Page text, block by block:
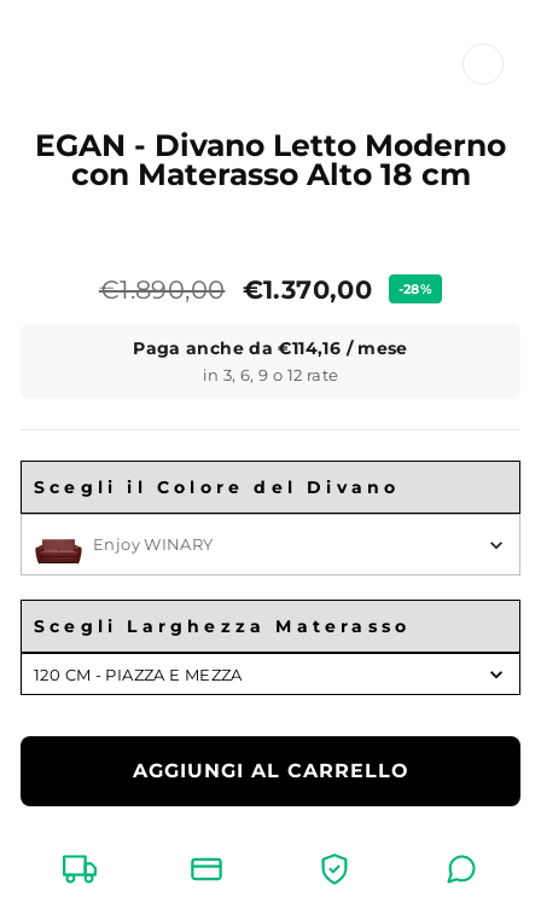
EGAN - Divano Letto Moderno
con Materasso Alto 18 cm
Prezzo
€1.890,00 Prezzo
€1.370,00 -28%
Paga anche da €114,16 / mese
in 3, 6, 9 o 12 rate
Scegli il Colore del Divano
Enjoy WINARY
Scegli Larghezza Materasso
Larghezza
120 CM - PIAZZA E MEZZA
AGGIUNGI AL CARRELLO